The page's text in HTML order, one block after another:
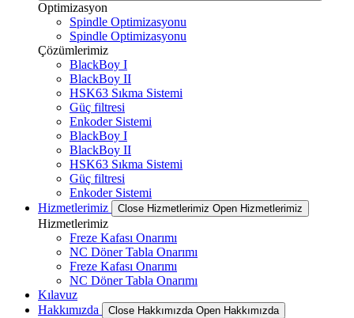
Optimizasyon
Spindle Optimizasyonu
Spindle Optimizasyonu
Çözümlerimiz
BlackBoy I
BlackBoy II
HSK63 Sıkma Sistemi
Güç filtresi
Enkoder Sistemi
BlackBoy I
BlackBoy II
HSK63 Sıkma Sistemi
Güç filtresi
Enkoder Sistemi
Hizmetlerimiz
Close Hizmetlerimiz Open Hizmetlerimiz
Hizmetlerimiz
Freze Kafası Onarımı
NC Döner Tabla Onarımı
Freze Kafası Onarımı
NC Döner Tabla Onarımı
Kılavuz
Hakkımızda
Close Hakkımızda Open Hakkımızda